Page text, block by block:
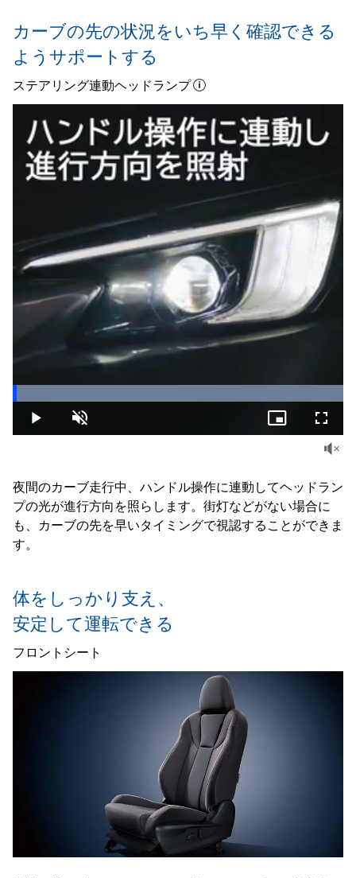
カーブの先の状況をいち早く確認できる
ようサポートする
ステアリング連動ヘッドランプ
夜間のカーブ走行中、ハンドル操作に連動してヘッドラン
プの光が進行方向を照らします。街灯などがない場合に
も、カーブの先を早いタイミングで視認することができま
す。
Play Unmute
100.00%
Picture-
in-
体をしっかり支え、
安定して運転できる
フロントシート